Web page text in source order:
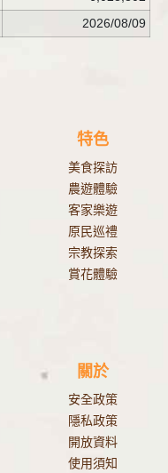
2026/08/09
特色
美食探訪
農遊體驗
客家樂遊
原民巡禮
宗教探索
賞花體驗
關於
安全政策
隱私政策
開放資料
使用須知